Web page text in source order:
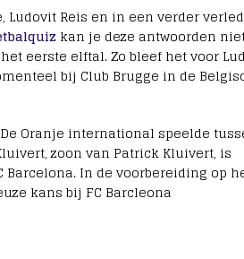
Ludovit Reis en in een verder
kan je deze antwoorden
eerste elftal. Zo bleef het voor
bij Club Brugge in de
Oranje international speelde
zoon van Patrick Kluivert, is
In de voorbereiding op
kans bij FC Barcleona